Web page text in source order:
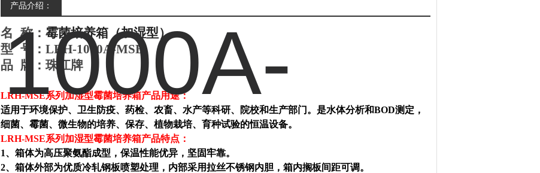
产品介绍：
名 称： 霉菌培养箱（加湿型）
型 号：LRH-1000A-MSE
品 牌：珠江牌
LRH-MSE系列加湿型霉菌培养箱产品用途：
适用于环境保护、卫生防疫、药检、农畜、水产等科研、院校和生产部门。是水体分析和BOD测定，
细菌、霉菌、微生物的培养、保存、植物栽培、育种试验的恒温设备。
LRH-MSE系列加湿型霉菌培养箱产品特点：
1、箱体为高压聚氨酯成型，保温性能优异，坚固牢靠。
2、箱体外部为优质冷轧钢板喷塑处理，内部采用拉丝不锈钢内胆，箱内搁板间距可调。